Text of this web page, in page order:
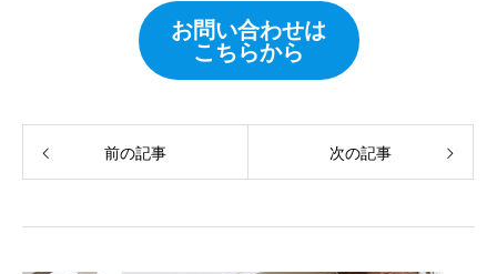
お問い合わせは
こちらから
前の記事 次の記事